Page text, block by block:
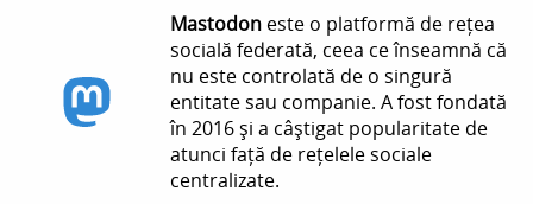
Mastodon este o platformă de rețea
socială federată, ceea ce înseamnă că
nu este controlată de o singură
entitate sau companie. A fost fondată
în 2016 și a câștigat popularitate de
atunci față de rețelele sociale
centralizate.